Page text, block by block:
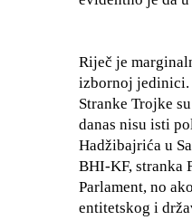
Riječ je
izbornoj jedinici.
Stranke Trojke
danas nisu isti
Hadžibajrića u
BHI-KF, stranka
Parlament, no
entitetskog i